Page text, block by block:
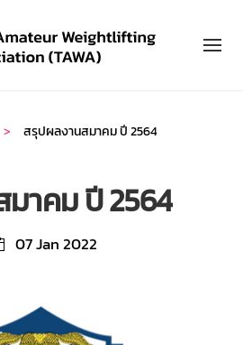
สรุปผลงานสมาคม ปี 2564
าคม ปี 2564
07 Jan 2022